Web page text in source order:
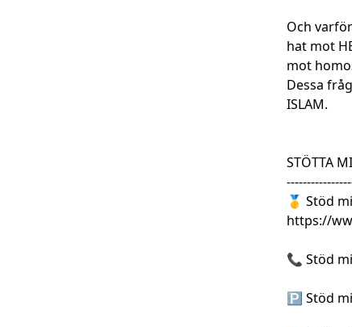
Och
hat mot
mot
Dessa
ISLAM.
STÖTTA
🥇 Stöd
https://
📞 Stöd
🅿 Stöd